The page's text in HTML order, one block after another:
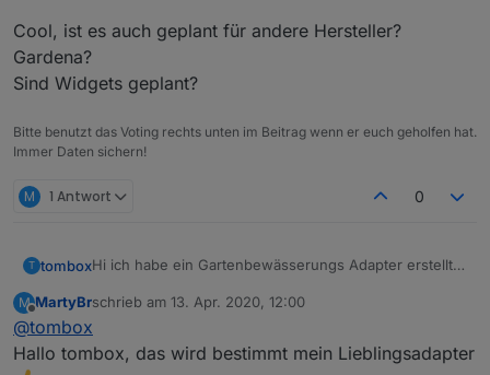
Dann unter Adapter den Gartenbewaesserung Adapter
In den Instanzoptionen die jeweiligen Optionen
Mit den states in "control.*" können die Bewässerung
oder die einzigen Ventile gestartet und gestoppt
wird ist:
adapter-sprinkle-control-0-1-4-latest
Cool, ist es auch geplant für andere Hersteller?
Gardena?
Sind Widgets geplant?
Bitte benutzt das Voting rechts unten im Beitrag wenn er euch geholfen hat.
Immer Daten sichern!
M 1 Antwort 0
T tomboxHi ich habe ein Gartenbewässerungs Adapter erstellt.
komplett neugeschrieben nur die Optionen wurden
Zum Installieren:
g
M
Offline
MartyBrschrieb am 13. Apr. 2020, 12:00
zuletzt editiert von
@tombox
Hallo tombox, das wird bestimmt mein Lieblingsadapter